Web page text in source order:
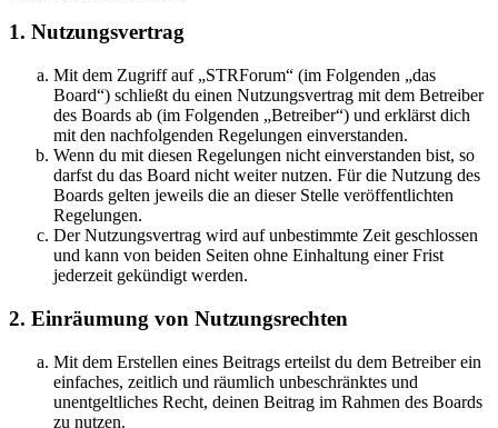
1. Nutzungsvertrag
Mit dem Zugriff auf „STRForum“ (im Folgenden „das
Board“) schließt du einen Nutzungsvertrag mit dem Betreiber
des Boards ab (im Folgenden „Betreiber“) und erklärst dich
mit den nachfolgenden Regelungen einverstanden.
Wenn du mit diesen Regelungen nicht einverstanden bist, so
darfst du das Board nicht weiter nutzen. Für die Nutzung des
Boards gelten jeweils die an dieser Stelle veröffentlichten
Regelungen.
Der Nutzungsvertrag wird auf unbestimmte Zeit geschlossen
und kann von beiden Seiten ohne Einhaltung einer Frist
jederzeit gekündigt werden.
2. Einräumung von Nutzungsrechten
Mit dem Erstellen eines Beitrags erteilst du dem Betreiber ein
einfaches, zeitlich und räumlich unbeschränktes und
unentgeltliches Recht, deinen Beitrag im Rahmen des Boards
zu nutzen.